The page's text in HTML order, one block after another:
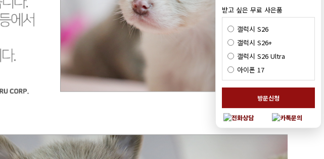
받고 싶은 무료 사은품
갤럭시 S26
갤럭시 S26+
갤럭시 S26 Ultra
아이폰 17
방문신청